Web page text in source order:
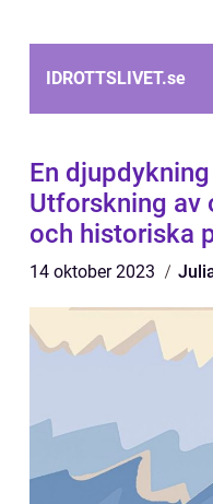
IDROTTSLIVET.se
En
Utforskning av
och historiska
14 oktober 2023